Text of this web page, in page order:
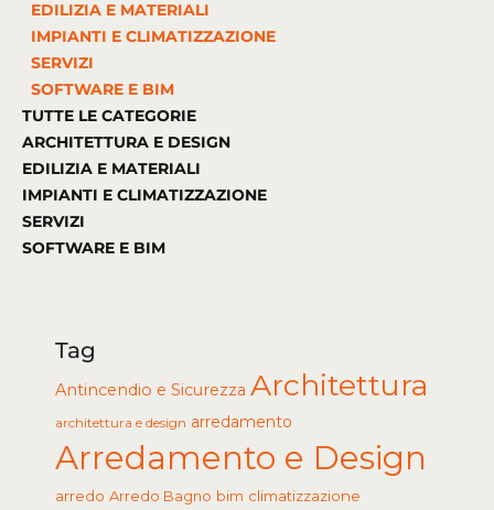
EDILIZIA E MATERIALI
IMPIANTI E CLIMATIZZAZIONE
SERVIZI
SOFTWARE E BIM
TUTTE LE CATEGORIE
ARCHITETTURA E DESIGN
EDILIZIA E MATERIALI
IMPIANTI E CLIMATIZZAZIONE
SERVIZI
SOFTWARE E BIM
Tag
Antincendio e Sicurezza Architettura
architettura e design arredamento
Arredamento e Design
arredo Arredo Bagno bim climatizzazione